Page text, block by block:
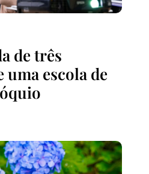
de três
uma escola de